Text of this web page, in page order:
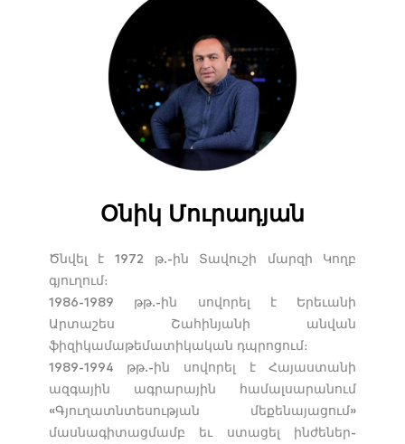
Օնիկ Մուրադյան
Ծնվել է 1972 թ.-ին Տավուշի մարզի Կողբ
գյուղում։
1986-1989 թթ.-ին սովորել է Երեւանի
Արտաշես Շահինյանի անվան
ֆիզիկամաթեմատիկական դպրոցում։
1989-1994 թթ.-ին սովորել է Հայաստանի
ազգային ագրարային համալսարանում
«Գյուղատնտեսության մեքենայացում»
մասնագիտացմամբ եւ ստացել ինժեներ-